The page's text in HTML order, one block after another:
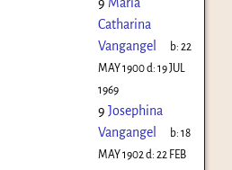
Catharina
Vangangel
b:22
MAY 1900d: 19 JUL
1969
9 Josephina
Vangangel
b:18
MAY 1902 d: 22 FEB